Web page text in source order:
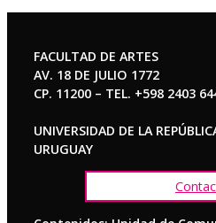
FACULTAD DE ARTES
AV. 18 DE JULIO 1772
CP. 11200 – TEL. +598 2403
UNIVERSIDAD DE LA
URUGUAY